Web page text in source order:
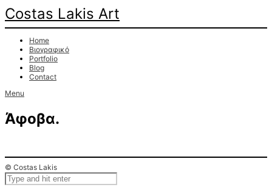
Costas Lakis Art
Home
Βιογραφικό
Portfolio
Blog
Contact
Menu
Άφοβα.
© Costas Lakis